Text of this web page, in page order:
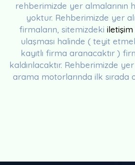
rehberimizde yer almalarının
yoktur. Rehberimizde yer
firmaların, sitemizdeki iletişim
ulaşması halinde ( teyit
kayıtlı firma aranacaktır )
kaldırılacaktır. Rehberimizde
arama motorlarında ilk sırada